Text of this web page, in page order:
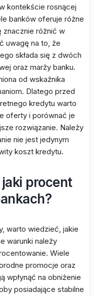
kontekście rosnącej
banków oferuje różne
różnić w
uwagę na to, że
składa się z dwóch
oraz marży banku.
od wskaźnika
Dlatego przed
kredytu warto
oferty i porównać je
rozwiązanie. Należy
nie jest jedynym
koszt kredytu.
procent
warto wiedzieć, jakie
warunki należy
Wiele
promocje oraz
wpłynąć na obniżenie
posiadające stabilne